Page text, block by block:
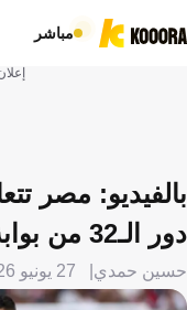
مباشر
بالفيديو: مصر
دور الـ32 من بوابة الوصافة
حسين حمدي 27 يونيو 2026